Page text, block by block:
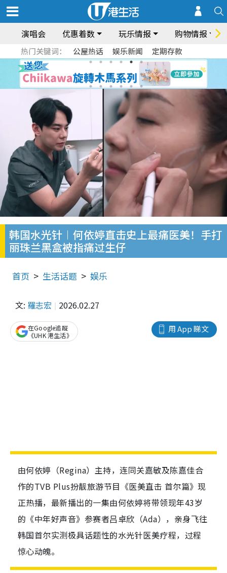
演唱会 优惠着数 玩乐情报 购物情报
热门关键词： 公屋热话 娱乐新闻 定期存款
韩国水光针︱何依婷直击史上最痛医美！手打
丽珠兰黑盒被指痛过生仔
首页 生活话题 娱乐
文: 羅志宏 2026.02.27
用 App 睇文
在Google追蹤
《UHK 港生活》
由何依婷（Regina）主持，连同关嘉敏及陈嘉佳合
作的TVB Plus扮靓旅游节目《医美直击 首尔篇》现
正热播，最新播出的一集由何依婷将带领现年43岁
的《中年好声音》参赛者吕卓欣（Ada），亲身飞往
韩国首尔实测极具话题性的水光针医美疗程，过程
惊心动魄。